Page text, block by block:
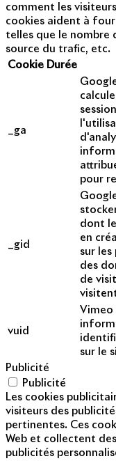
comment les
cookies aident à
telles que le nombre
source du trafic, etc.
Cookie Durée
_ga
pour
_gid
dont
en
sur
des
de
vuid
Vimeo
sur le
Publicité
Publicité
Les cookies
visiteurs des
pertinentes. Ces
Web et collectent
publicités